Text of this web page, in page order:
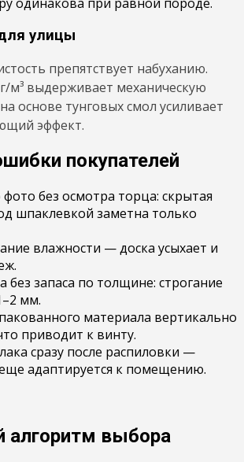
улицы
препятствует набуханию.
м³ выдерживает механическую
основе тунговых смол усиливает
эффект.
покупателей
без осмотра торца: скрытая
шпаклевкой заметна только
влажности — доска усыхает и
запаса по толщине: строгание
мм.
материала вертикально
приводит к винту.
сразу после распиловки —
адаптируется к помещению.
алгоритм выбора